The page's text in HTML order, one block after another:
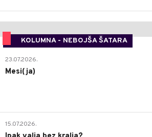
KOLUMNA - NEBOJŠA ŠATARA
23.07.2026.
Mesi(ja)
15.07.2026.